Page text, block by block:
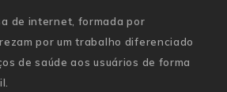
de internet, formada por
por um trabalho diferenciado
de saúde aos usuários de forma